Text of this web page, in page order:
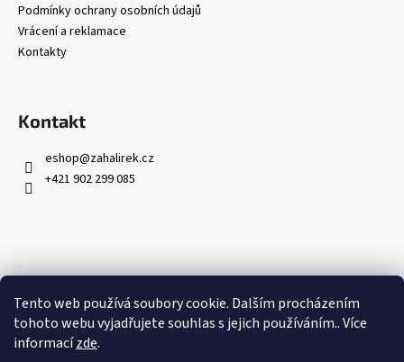
Tento web používá soubory cookie. Dalším procházením
tohoto webu vyjadřujete souhlas s jejich používáním.. Více
informacízde.
Podmínky ochrany osobních údajů
Vrácení a reklamace
Kontakty
Kontakt
eshop@zahalirek.cz
+421 902 299 085
Přijímáme online platby